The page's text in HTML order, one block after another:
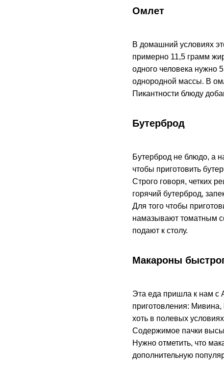
Омлет
В домашний условиях
примерно 11,5 грамм
одного человека нужно
однородной массы. В
Пикантности блюду
Бутерброд
Бутерброд не блюдо, а
чтобы приготовить
Строго говоря, четких
горячий бутерброд,
Для того чтобы
намазывают томатным
подают к столу.
Макароны
Эта еда пришла к нам с
приготовления:
хоть в полевых
Содержимое пачки
Нужно отметить, что
дополнительную